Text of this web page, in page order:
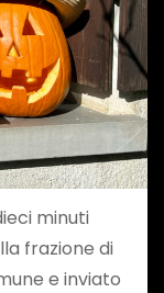
minuti
frazione di
e inviato